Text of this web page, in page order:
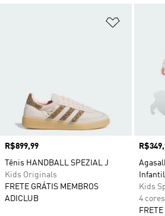
Adicionar
Preço
R$899,99
Tênis HANDBALL SPEZIAL J
Kids Originals
FRETE GRÁTIS MEMBROS
ADICLUB
Preço
Infantil
Kids
4 cores